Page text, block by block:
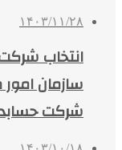
۱۴۰۳/۱۱/۲۸
انتخاب
سازمان
شرکت